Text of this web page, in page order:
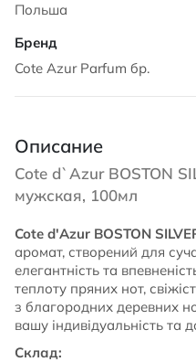
Польша
Cote Azur Parfum бр.
Описание
Cote d`Azur BOSTON
мужская, 100мл
Cote d'Azur BOSTON
аромат, створений для
елегантність та
теплоту пряних нот,
з благородних деревних
вашу індивідуальність та
Склад: